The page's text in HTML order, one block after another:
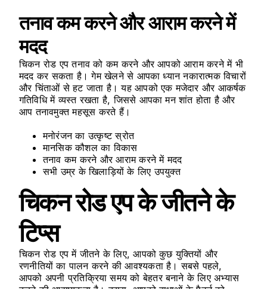
तनाव कम करने और आराम करने में
मदद
चिकन रोड एप तनाव को कम करने और आपको आराम करने में भी
मदद कर सकता है। गेम खेलने से आपका ध्यान नकारात्मक विचारों
और चिंताओं से हट जाता है। यह आपको एक मजेदार और आकर्षक
गतिविधि में व्यस्त रखता है, जिससे आपका मन शांत होता है और
आप तनावमुक्त महसूस करते हैं।
मनोरंजन का उत्कृष्ट स्रोत
मानसिक कौशल का विकास
तनाव कम करने और आराम करने में मदद
सभी उम्र के खिलाड़ियों के लिए उपयुक्त
चिकन रोड एप के जीतने के
टिप्स
चिकन रोड एप में जीतने के लिए, आपको कुछ युक्तियों और
रणनीतियों का पालन करने की आवश्यकता है। सबसे पहले,
आपको अपनी प्रतिक्रिया समय को बेहतर बनाने के लिए अभ्यास